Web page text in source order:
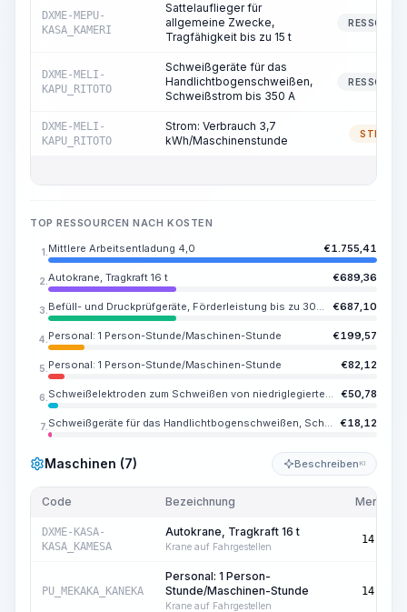
DXME-MEPU-
KASA_KAMERI
Sattelauflieger für
allgemeine Zwecke,
Tragfähigkeit bis zu 15 t
DXME-MELI-
KAPU_RITOTO
Schweißgeräte für das
Handlichtbogenschweißen,
Schweißstrom bis 350 A
DXME-MELI-
KAPU_RITOTO
Strom: Verbrauch 3,7
kWh/Maschinenstunde
STROM
TOP RESSOURCEN NACH KOSTEN
1. Mittlere Arbeitsentladung 4,0 €1.755,41
2. Autokrane, Tragkraft 16 t €689,36
3. Befüll- und Druckprüfgeräte, Förderleistung bis zu 300 m3/h €687,10
4. Personal: 1 Person-Stunde/Maschinen-Stunde €199,57
5. Personal: 1 Person-Stunde/Maschinen-Stunde €82,12
6. Schweißelektroden zum Schweißen von niedriglegierten und kohlenstoffhaltigen Stählen E55, Durchmesser 4 mm €50,78
7. Schweißgeräte für das Handlichtbogenschweißen, Schweißstrom bis 350 A €18,12
Maschinen (7) Beschreiben KI
Code Bezeichnung Menge
DXME-KASA-
KASA_KAMESA
Autokrane, Tragkraft 16 t
Krane auf Fahrgestellen
14,72
PU_MEKAKA_KANEKA
Personal: 1 Person-
Stunde/Maschinen-Stunde
Krane auf Fahrgestellen
14,72